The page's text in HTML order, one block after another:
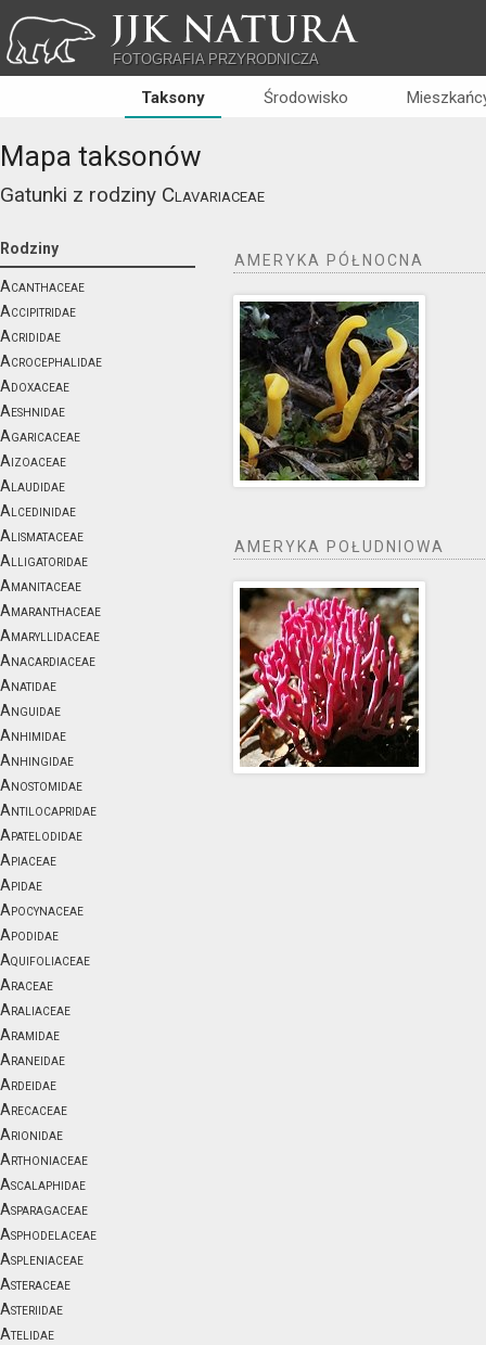
JJK NATURA
FOTOGRAFIA PRZYRODNICZA
Taksony Środowisko
Mapa taksonów
Gatunki z rodziny Clavariaceae
Rodziny
Acanthaceae
Accipitridae
Acrididae
Acrocephalidae
Adoxaceae
Aeshnidae
Agaricaceae
Aizoaceae
Alaudidae
Alcedinidae
Alismataceae
Alligatoridae
Amanitaceae
Amaranthaceae
Amaryllidaceae
Anacardiaceae
Anatidae
Anguidae
Anhimidae
Anhingidae
Anostomidae
Antilocapridae
Apatelodidae
Apiaceae
Apidae
Apocynaceae
Apodidae
Aquifoliaceae
Araceae
Araliaceae
Aramidae
Araneidae
Ardeidae
Arecaceae
Arionidae
Arthoniaceae
Ascalaphidae
Asparagaceae
Asphodelaceae
Aspleniaceae
Asteraceae
Asteriidae
Atelidae
AMERYKA PÓŁNOCNA
AMERYKA POŁUDNIOWA